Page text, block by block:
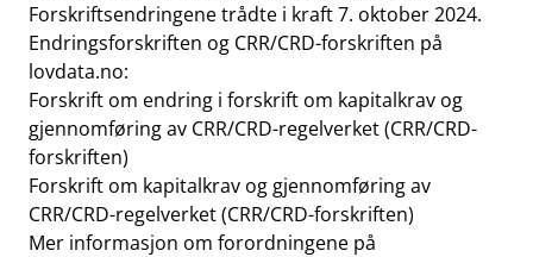
Forskriftsendringene trådte i kraft 7. oktober 2024.
Endringsforskriften og CRR/CRD-forskriften på
lovdata.no:
Forskrift om endring i forskrift om kapitalkrav og
gjennomføring av CRR/CRD-regelverket (CRR/CRD-
forskriften)
Forskrift om kapitalkrav og gjennomføring av
CRR/CRD-regelverket (CRR/CRD-forskriften)
Mer informasjon om forordningene på